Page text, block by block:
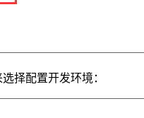
择配置开发环境：